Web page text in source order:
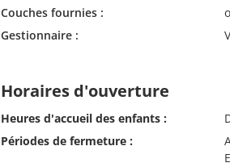
Couches fournies :
Gestionnaire :
Horaires d'ouverture
Heures d'accueil des enfants :
Périodes de fermeture :